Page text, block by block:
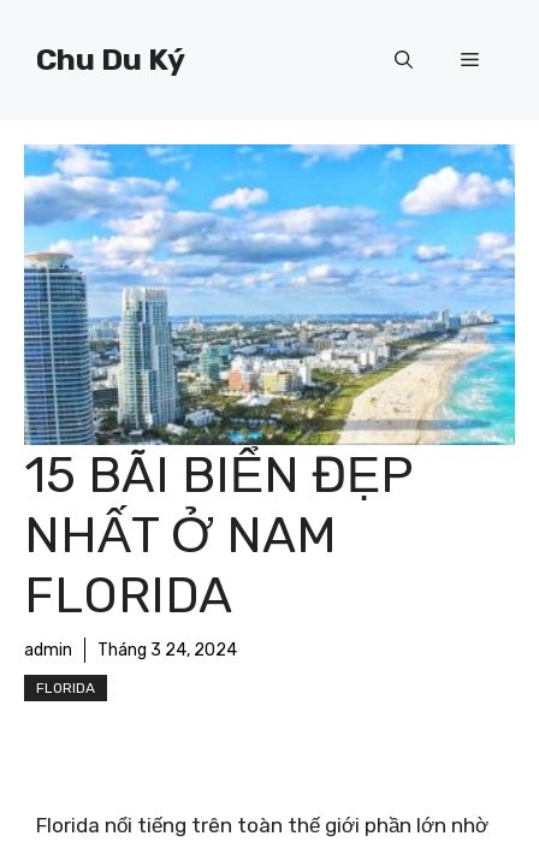
Chu Du Ký Menu
15 BÃI BIỂN ĐẸP
NHẤT Ở NAM
FLORIDA
admin Tháng 3 24, 2024
FLORIDA
Florida nổi tiếng trên toàn thế giới phần lớn nhờ